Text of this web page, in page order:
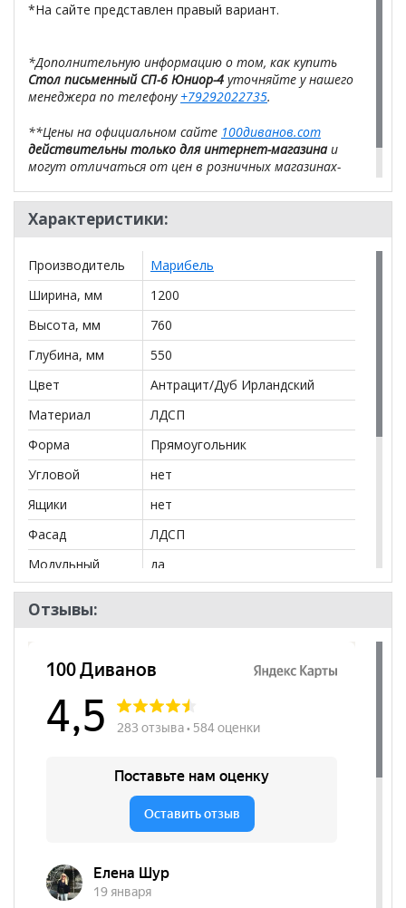
*На сайте представлен правый вариант.
*Дополнительную информацию о том, как купить
Стол письменный СП-6 Юниор-4 уточняйте у нашего
менеджера по телефону +79292022735.
**Цены на официальном сайте 100диванов.com
действительны только для интернет-магазинаи
могут отличаться от цен в розничных магазинах-
Характеристики:
Производитель
Марибель
Ширина, мм
1200
Высота, мм
760
Глубина, мм
550
Цвет
Антрацит/Дуб Ирландский
Материал
ЛДСП
Форма
Прямоугольник
Угловой
нет
Ящики
нет
Фасад
ЛДСП
Модульный
да
Тип
Стол письменный
Количество
2
Бренд
Марибель
Стиль
Хай-Тек, Современный
Комната
Спальня, Детская
Отзывы: